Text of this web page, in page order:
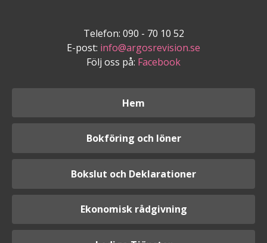
Telefon: 090 - 70 10 52
E-post: info@argosrevision.se
Följ oss på: Facebook
Hem
Bokföring och löner
Bokslut och Deklarationer
Ekonomisk rådgivning